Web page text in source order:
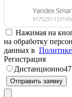
Нажимая на
на обработку
данных в Политике
Регистрация
Дистанционно
Отправить заявку